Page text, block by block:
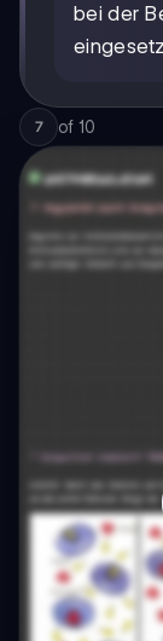
bei der
7 of 10